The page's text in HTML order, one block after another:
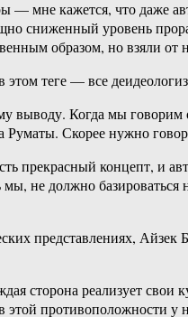
— мне кажется, что даже
сниженный уровень
образом, но взяли от
теге — все
Когда мы говорим
Скорее нужно
прекрасный концепт, и
мы, не должно
представлениях,
сторона реализует
противоположности